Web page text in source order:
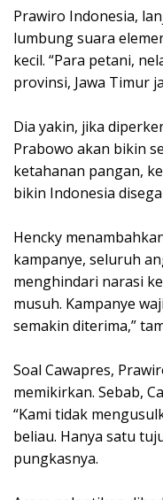
Prawiro Indonesia,
lumbung suara
kecil. “Para petani,
provinsi, Jawa Timur
Dia yakin, jika
Prabowo akan bikin
ketahanan pangan,
bikin Indonesia
Hencky
kampanye, seluruh
menghindari narasi
musuh. Kampanye
semakin diterima,”
Soal Cawapres,
memikirkan. Sebab,
“Kami tidak
beliau. Hanya satu
pungkasnya.